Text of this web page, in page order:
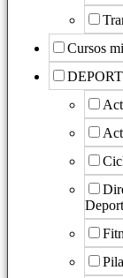
Cursos